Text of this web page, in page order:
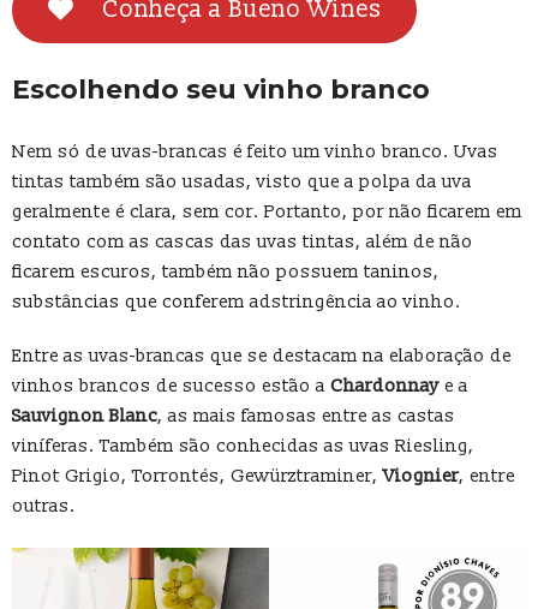
Conheça a Bueno Wines
Escolhendo seu vinho branco
Nem só de uvas-brancas é feito um vinho branco. Uvas
tintas também são usadas, visto que a polpa da uva
geralmente é clara, sem cor. Portanto, por não ficarem em
contato com as cascas das uvas tintas, além de não
ficarem escuros, também não possuem taninos,
substâncias que conferem adstringência ao vinho.
Entre as uvas-brancas que se destacam na elaboração de
vinhos brancos de sucesso estão a Chardonnay e a
Sauvignon Blanc, as mais famosas entre as castas
viníferas. Também são conhecidas as uvas Riesling,
Pinot Grigio, Torrontés, Gewürztraminer,Viognier, entre
outras.